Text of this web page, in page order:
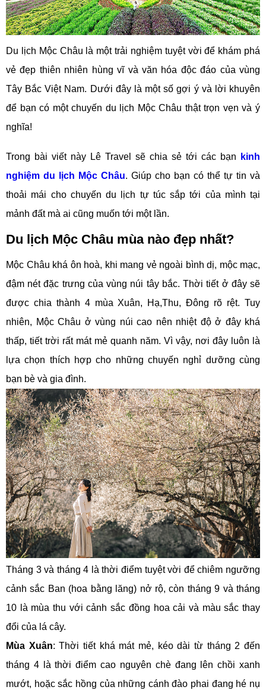
Du lịch Mộc Châu là một trải nghiệm tuyệt vời để khám phá
vẻ đẹp thiên nhiên hùng vĩ và văn hóa độc đáo của vùng
Tây Bắc Việt Nam. Dưới đây là một số gợi ý và lời khuyên
để bạn có một chuyến du lịch Mộc Châu thật trọn vẹn và ý
nghĩa!
Trong bài viết này Lê Travel sẽ chia sẻ tới các bạn
kinh
nghiệm du lịch Mộc Châu. Giúp cho bạn có thể tự tin và
thoải mái cho chuyến du lịch tự túc sắp tới của mình tại
mảnh đất mà ai cũng muốn tới một lần.
Du lịch Mộc Châu mùa nào đẹp nhất?
Mộc Châu khá ôn hoà, khi mang vẻ ngoài bình dị, mộc mạc,
đậm nét đặc trưng của vùng núi tây bắc. Thời tiết ở đây sẽ
được chia thành 4 mùa Xuân, Hạ,Thu, Đông rõ rệt. Tuy
nhiên, Mộc Châu ở vùng núi cao nên nhiệt độ ở đây khá
thấp, tiết trời rất mát mẻ quanh năm. Vì vậy, nơi đây luôn là
lựa chọn thích hợp cho những chuyến nghỉ dưỡng cùng
bạn bè và gia đình.
Tháng 3 và tháng 4 là thời điểm tuyệt vời để chiêm ngưỡng
cảnh sắc Ban (hoa bằng lăng) nở rộ, còn tháng 9 và tháng
10 là mùa thu với cảnh sắc đồng hoa cải và màu sắc thay
đổi của lá cây.
Mùa Xuân: Thời tiết khá mát mẻ, kéo dài từ tháng 2 đến
tháng 4 là thời điểm cao nguyên chè đang lên chồi xanh
mướt, hoặc sắc hồng của những cánh đào phai đang hé nụ